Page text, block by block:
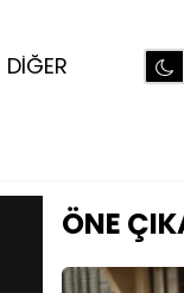
DİĞER
ÖNE